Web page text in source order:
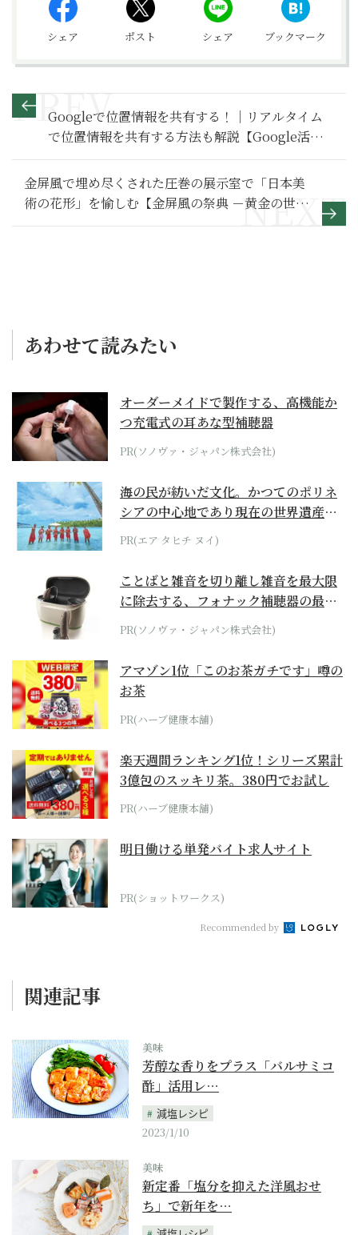
シェア ポスト シェア ブックマーク
Googleで位置情報を共有する！｜リアルタイム
で位置情報を共有する方法も解説【Google活用
基本のき】
金屏風で埋め尽くされた圧巻の展示室で「日本美
術の花形」を愉しむ【金屏風の祭典 －黄金の世界
へようこそ－】
あわせて読みたい
オーダーメイドで製作する、高機能か
つ充電式の耳あな型補聴器
PR(ソノヴァ・ジャパン株式会社)
海の民が紡いだ文化。かつてのポリネ
シアの中心地であり現在の世界遺産か
らみえてくる...
PR(エア タヒチ ヌイ)
ことばと雑音を切り離し雑音を最大限
に除去する、フォナック補聴器の最上
位モデル
PR(ソノヴァ・ジャパン株式会社)
アマゾン1位「このお茶ガチです」噂の
お茶
PR(ハーブ健康本舗)
楽天週間ランキング1位！シリーズ累計
3億包のスッキリ茶。380円でお試し
PR(ハーブ健康本舗)
明日働ける単発バイト求人サイト
PR(ショットワークス)
Recommended by
関連記事
美味
芳醇な香りをプラス「バルサミコ
酢」活用レ…
減塩レシピ
2023/1/10
美味
新定番「塩分を抑えた洋風おせ
ち」で新年を…